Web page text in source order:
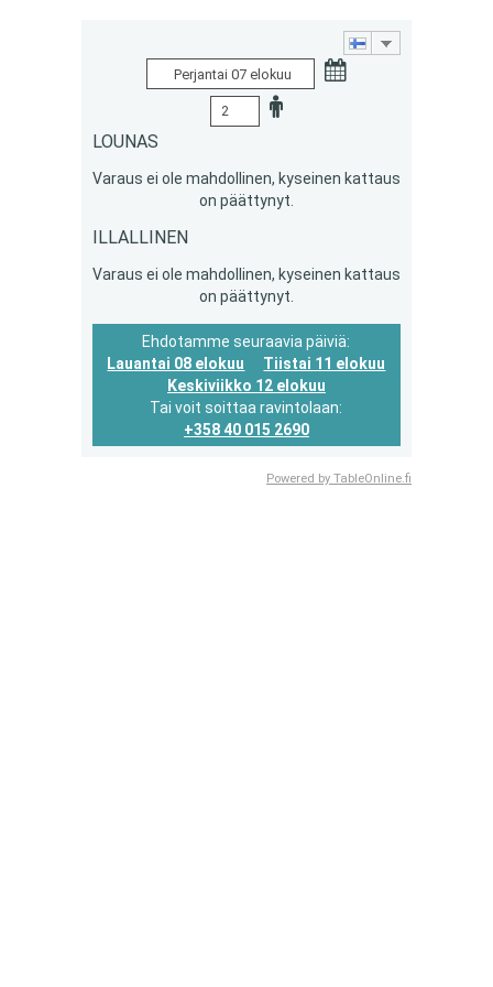
LOUNAS
Varaus ei ole mahdollinen, kyseinen kattaus
on päättynyt.
ILLALLINEN
Varaus ei ole mahdollinen, kyseinen kattaus
on päättynyt.
Ehdotamme seuraavia päiviä:
Lauantai 08 elokuu
Tiistai 11 elokuu
Keskiviikko 12 elokuu
Tai voit soittaa ravintolaan:
+358 40 015 2690
Powered by TableOnline.fi